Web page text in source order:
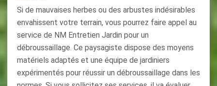
Si de mauvaises herbes ou des arbustes indésirables
envahissent votre terrain, vous pourrez faire appel au
service de NM Entretien Jardin pour un
débroussaillage. Ce paysagiste dispose des moyens
matériels adaptés et une équipe de jardiniers
expérimentés pour réussir un débroussaillage dans les